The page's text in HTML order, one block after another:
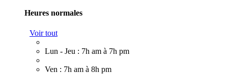
Heures normales
Voir tout
Lun - Jeu : 7h am à 7h pm
Ven : 7h am à 8h pm